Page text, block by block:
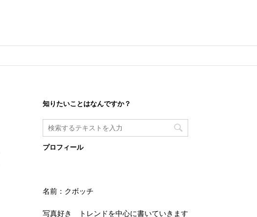
知りたいことはなんですか？
プロフィール
名前：クボッチ
写真好き トレンドを中心に書いていきます